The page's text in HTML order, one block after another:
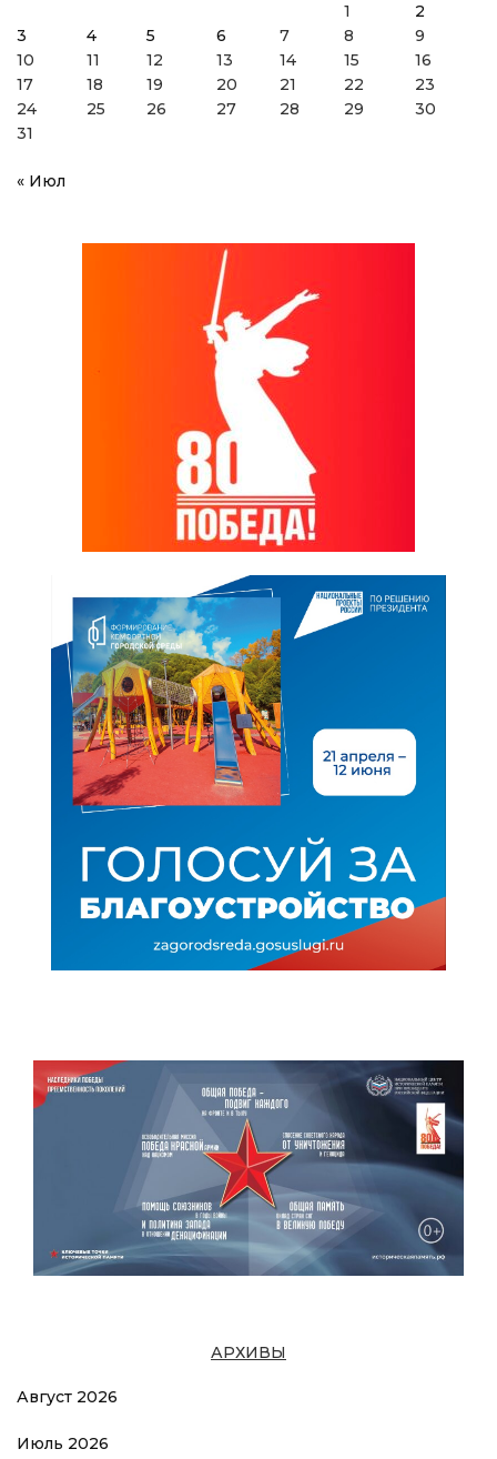
1
2
3
4 5 6 7 8
9
10
11 12 13 14 15
16
17
18 19 20 21 22
23
24
25 26 27 28 29
30
31
« Июл
АРХИВЫ
Август 2026
Июль 2026